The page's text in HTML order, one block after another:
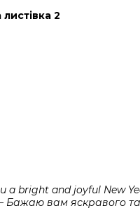
2
a bright and joyful New
Бажаю вам яскравого